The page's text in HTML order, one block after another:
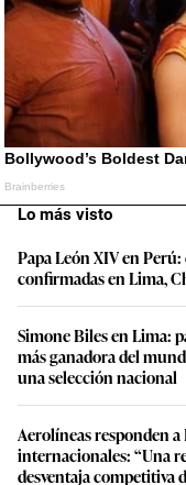
Lo más visto
Papa León XIV en
confirmadas en Lima,
Simone Biles en Lima:
más ganadora del
una selección nacional
Aerolíneas responden a
internacionales: “Una
desventaja competitiva